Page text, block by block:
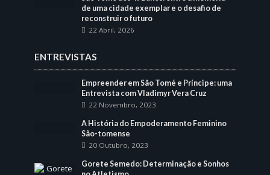
de uma cidade exemplar e o desafio de
reconstruir o futuro
22 Abril, 2026
ENTREVISTAS
Empreender em São Tomé e Príncipe: uma
Entrevista com Vladimyr Vera Cruz
22 Novembro, 2023
A História do Empoderamento Feminino
São-tomense
20 Outubro, 2023
Gorete Semedo: Determinação e Sonhos